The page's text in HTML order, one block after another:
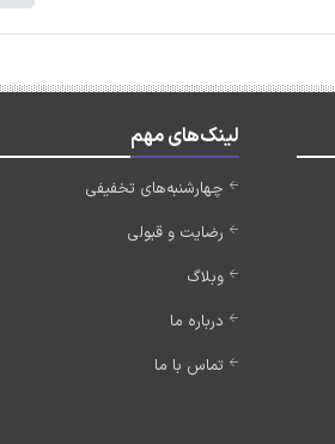
لینک‌های مهم
چهارشنبه‌های تخفیفی
رضایت و قبولی
وبلاگ
درباره ما
تماس با ما